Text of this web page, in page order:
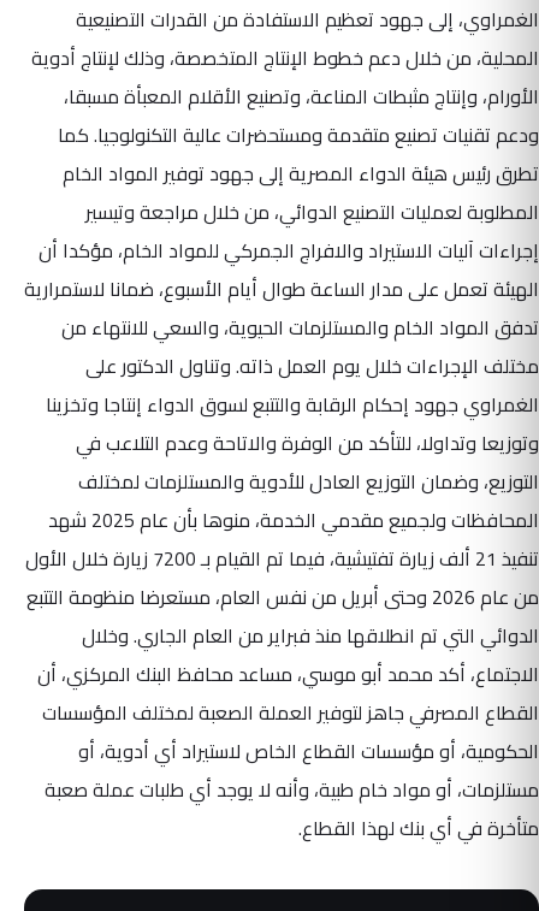
الغمراوي، إلى جهود تعظيم الاستفادة من القدرات التصنيعية
المحلية، من خلال دعم خطوط الإنتاج المتخصصة، وذلك لإنتاج أدوية
الأورام، وإنتاج مثبطات المناعة، وتصنيع الأقلام المعبأة مسبقا،
ودعم تقنيات تصنيع متقدمة ومستحضرات عالية التكنولوجيا. كما
تطرق رئيس هيئة الدواء المصرية إلى جهود توفير المواد الخام
المطلوبة لعمليات التصنيع الدوائي، من خلال مراجعة وتيسير
إجراءات آليات الاستيراد والافراج الجمركي للمواد الخام، مؤكدا أن
الهيئة تعمل على مدار الساعة طوال أيام الأسبوع، ضمانا لاستمرارية
تدفق المواد الخام والمستلزمات الحيوية، والسعي للانتهاء من
مختلف الإجراءات خلال يوم العمل ذاته. وتناول الدكتور على
الغمراوي جهود إحكام الرقابة والتتبع لسوق الدواء إنتاجا وتخزينا
وتوزيعا وتداولا، للتأكد من الوفرة والاتاحة وعدم التلاعب في
التوزيع، وضمان التوزيع العادل للأدوية والمستلزمات لمختلف
المحافظات ولجميع مقدمي الخدمة، منوها بأن عام 2025 شهد
تنفيذ 21 ألف زيارة تفتيشية، فيما تم القيام بـ 7200 زيارة خلال الأول
من عام 2026 وحتى أبريل من نفس العام، مستعرضا منظومة التتبع
الدوائي التي تم انطلاقها منذ فبراير من العام الجاري. وخلال
الاجتماع، أكد محمد أبو موسي، مساعد محافظ البنك المركزي، أن
القطاع المصرفي جاهز لتوفير العملة الصعبة لمختلف المؤسسات
الحكومية، أو مؤسسات القطاع الخاص لاستيراد أي أدوية، أو
مستلزمات، أو مواد خام طبية، وأنه لا يوجد أي طلبات عملة صعبة
متأخرة في أي بنك لهذا القطاع.